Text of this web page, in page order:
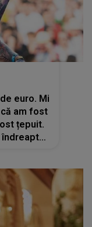
euro. Mi
am fost
țepuit.
îndreaptă